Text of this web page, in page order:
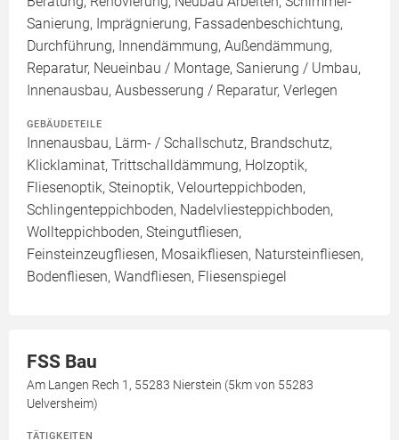
Sanierung, Imprägnierung, Fassadenbeschichtung,
Durchführung, Innendämmung, Außendämmung,
Reparatur, Neueinbau / Montage, Sanierung / Umbau,
Innenausbau, Ausbesserung / Reparatur, Verlegen
GEBÄUDETEILE
Innenausbau, Lärm- / Schallschutz, Brandschutz,
Klicklaminat, Trittschalldämmung, Holzoptik,
Fliesenoptik, Steinoptik, Velourteppichboden,
Schlingenteppichboden, Nadelvliesteppichboden,
Wollteppichboden, Steingutfliesen,
Feinsteinzeugfliesen, Mosaikfliesen, Natursteinfliesen,
Bodenfliesen, Wandfliesen, Fliesenspiegel
FSS Bau
Am Langen Rech 1, 55283 Nierstein (5km von 55283
Uelversheim)
TÄTIGKEITEN